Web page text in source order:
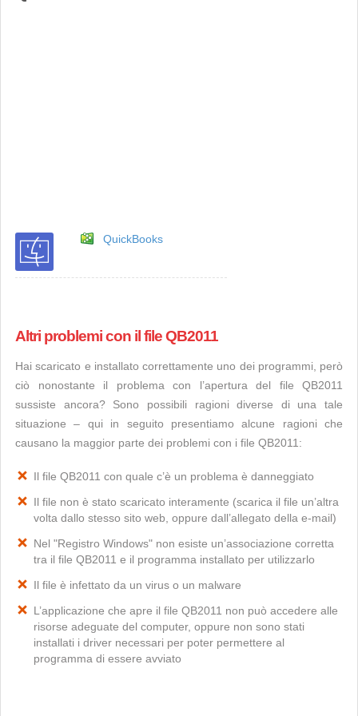
QuickBooks
Altri problemi con il file QB2011
Hai scaricato e installato correttamente uno dei programmi, però
ciò nonostante il problema con l’apertura del file QB2011
sussiste ancora? Sono possibili ragioni diverse di una tale
situazione – qui in seguito presentiamo alcune ragioni che
causano la maggior parte dei problemi con i file QB2011:
Il file QB2011 con quale c’è un problema è danneggiato
Il file non è stato scaricato interamente (scarica il file un’altra
volta dallo stesso sito web, oppure dall’allegato della e-mail)
Nel "Registro Windows" non esiste un’associazione corretta
tra il file QB2011 e il programma installato per utilizzarlo
Il file è infettato da un virus o un malware
L’applicazione che apre il file QB2011 non può accedere alle
risorse adeguate del computer, oppure non sono stati
installati i driver necessari per poter permettere al
programma di essere avviato